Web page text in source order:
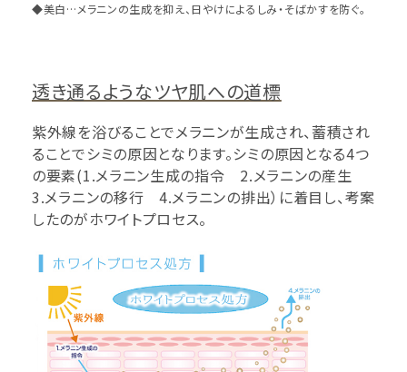
◆美白…メラニンの生成を抑え、日やけによるしみ・そばかすを防ぐ。
透き通るようなツヤ肌への道標
紫外線を浴びることでメラニンが生成され、蓄積され
ることでシミの原因となります。シミの原因となる4つ
の要素(1.メラニン生成の指令 2.メラニンの産生
3.メラニンの移行 4.メラニンの排出）に着目し、考案
したのがホワイトプロセス。